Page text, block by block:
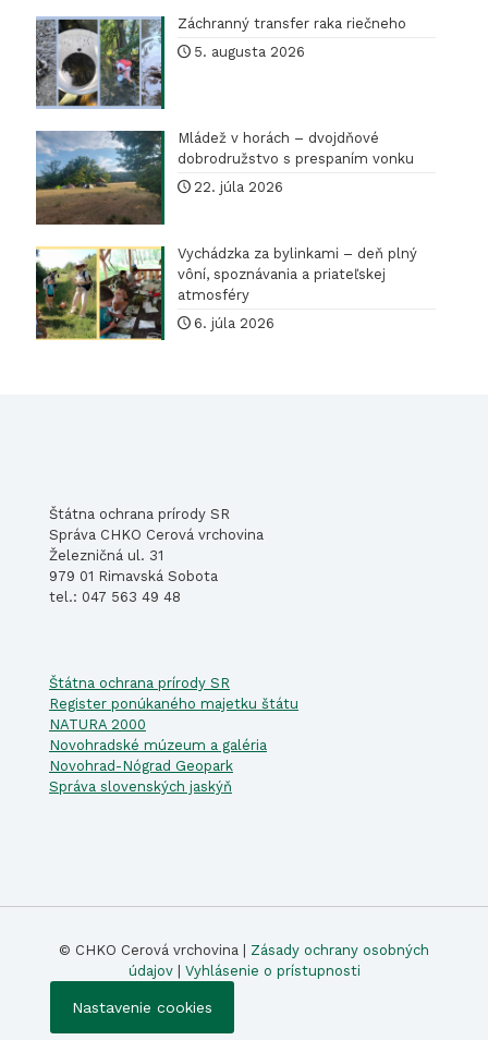
Záchranný transfer raka riečneho
5. augusta 2026
Mládež v horách – dvojdňové
dobrodružstvo s prespaním vonku
22. júla 2026
Vychádzka za bylinkami – deň plný
vôní, spoznávania a priateľskej
atmosféry
6. júla 2026
Štátna ochrana prírody SR
Správa CHKO Cerová vrchovina
Železničná ul. 31
979 01 Rimavská Sobota
tel.: 047 563 49 48
Štátna ochrana prírody SR
Register ponúkaného majetku štátu
NATURA 2000
Novohradské múzeum a galéria
Novohrad-Nógrad Geopark
Správa slovenských jaskýň
© CHKO Cerová vrchovina | Zásady ochrany osobných
údajov| Vyhlásenie o prístupnosti
Nastavenie cookies